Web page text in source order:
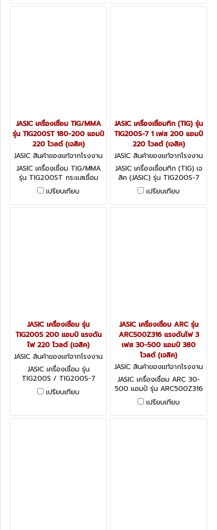
220 โวลต์ ระดับป้องกัน IP21S
โวลต์ ความหนาของชิ้นงานเชื่อม
JASIC เครื่องเชื่อม TIG/MMA
รุ่น TIG200ST 180-200 แอมป์
220 โวลต์ (เจสิค)
JASIC สินค้าของแท้จากโรงงาน
ผู้ผลิต TIG200ST
JASIC เครื่องเชื่อม TIG/MMA
รุ่น TIG200ST กระแสเชื่อม
TIG 200 แอมป์ กระแสเชื่อม
MMA 180 แอมป์ แรงดันไฟ
220 โวลต์ กระแสไฟเชื่อมคงที่
เปรียบเทียบ
JASIC เครื่องเชื่อมทิก (TIG) รุ่น
TIG200S-7 1 เฟส 200 แอมป์
220 โวลต์ (เจสิค)
JASIC สินค้าของแท้จากโรงงาน
ผู้ผลิต TIG200S-7
JASIC เครื่องเชื่อมทิก (TIG) เจ
สิค (JASIC) รุ่น TIG200S-7
กระแสไฟเชื่อม 200 แอม์ ไฟ 1
เฟส 220 โวลต์ ความหนาของ
ชิ้นงานเชื่อม 0.3 - 8.0 มม. รับ
เปรียบเทียบ
JASIC เครื่องเชื่อม รุ่น
TIG200S 200 แอมป์ แรงดัน
ไฟ 220 โวลต์ (เจสิค)
JASIC สินค้าของแท้จากโรงงาน
ผู้ผลิต TIG200S
JASIC เครื่องเชื่อม รุ่น
TIG200S / TIG200S-7
กระแสเชื่อม 200 แอมป์ แรง
ดันไฟ 220 โวลต์ กำลังไฟฟ้า
สามารถเชื่อมเหล็กสแตนเลส
เปรียบเทียบ
JASIC เครื่องเชื่อม ARC รุ่น
ARC500Z316 แรงดันไฟ 3
เฟส 30-500 แอมป์ 380
โวลต์ (เจสิค)
JASIC สินค้าของแท้จากโรงงาน
ผู้ผลิต ARC500Z316
JASIC เครื่องเชื่อม ARC 30-
500 แอมป์ รุ่น ARC500Z316
แรงดันไฟ 3 เฟส 380 โวลต์
ขนาดลวดเชื่อม 2.6-6.0 มม.
ระดับป้องกัน IP21S (เจสิค)
เปรียบเทียบ